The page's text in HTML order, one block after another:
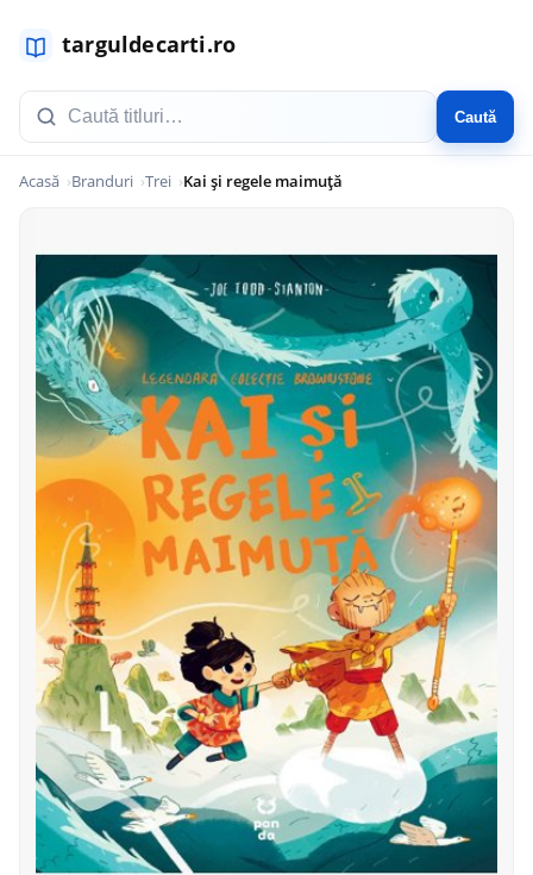
Caută
Acasă Branduri Trei Kai și regele maimuță